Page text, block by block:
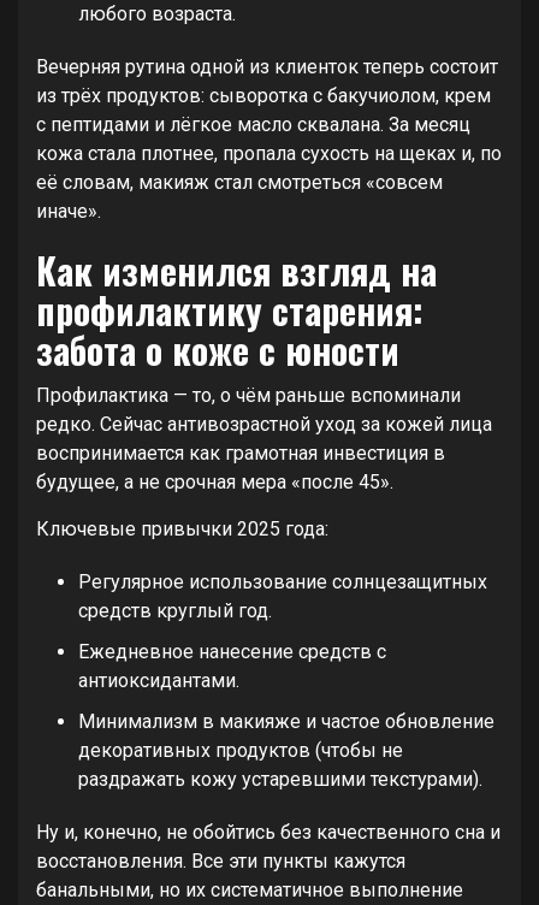
любого возраста.
Вечерняя рутина одной из клиенток теперь состоит
из трёх продуктов: сыворотка с бакучиолом, крем
с пептидами и лёгкое масло сквалана. За месяц
кожа стала плотнее, пропала сухость на щеках и, по
её словам, макияж стал смотреться «совсем
иначе».
Как изменился взгляд на
профилактику старения:
забота о коже с юности
Профилактика — то, о чём раньше вспоминали
редко. Сейчас антивозрастной уход за кожей лица
воспринимается как грамотная инвестиция в
будущее, а не срочная мера «после 45».
Ключевые привычки 2025 года:
Регулярное использование солнцезащитных
средств круглый год.
Ежедневное нанесение средств с
антиоксидантами.
Минимализм в макияже и частое обновление
декоративных продуктов (чтобы не
раздражать кожу устаревшими текстурами).
Ну и, конечно, не обойтись без качественного сна и
восстановления. Все эти пункты кажутся
банальными, но их систематичное выполнение